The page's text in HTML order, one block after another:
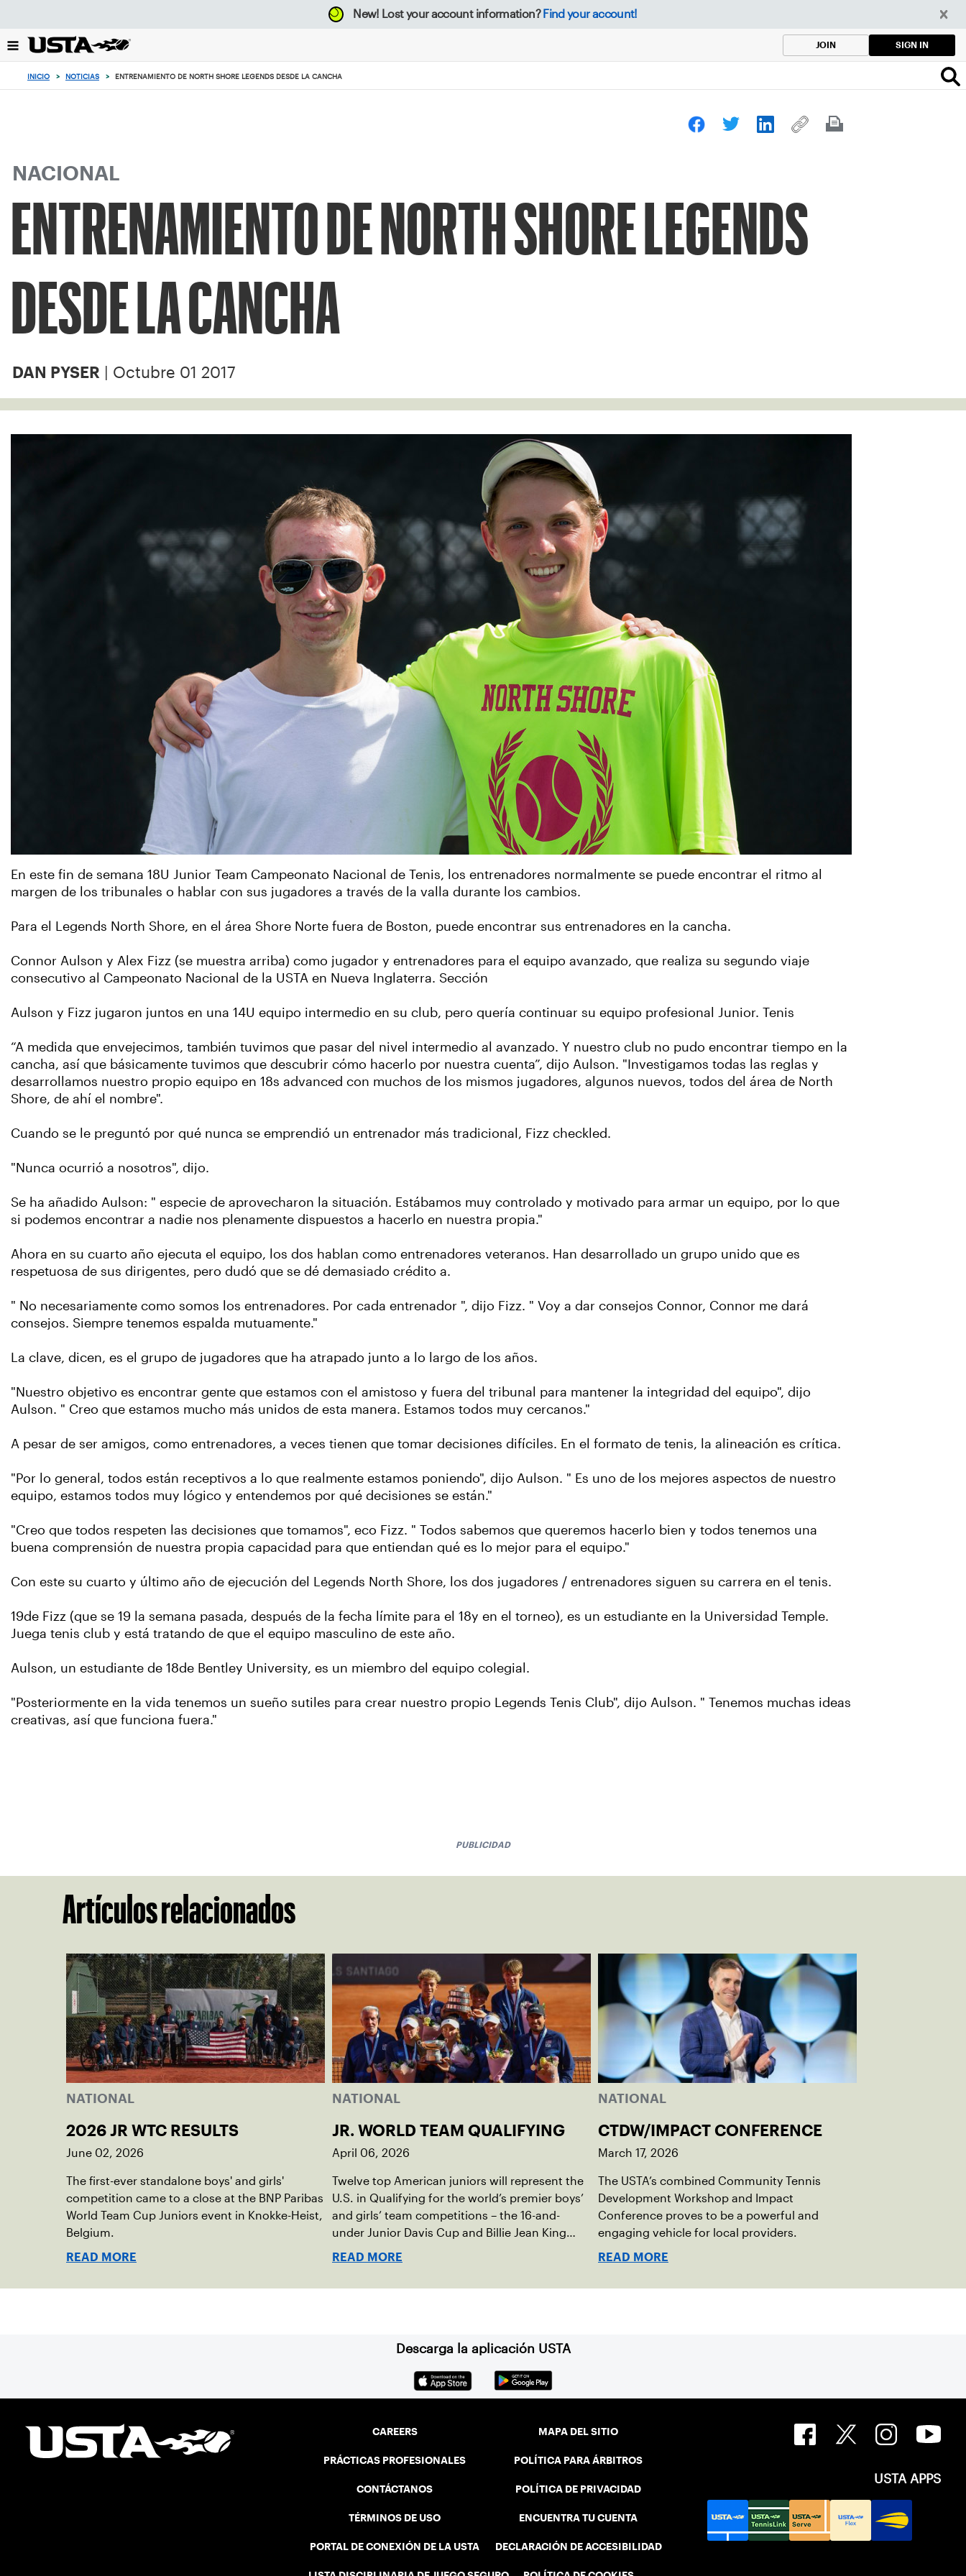
el
botón
New! Lost your account information? Find your account!
JOIN SIGN IN
INICIO > NOTICIAS > ENTRENAMIENTO DE NORTH SHORE LEGENDS DESDE LA CANCHA
NACIONAL
ENTRENAMIENTO DE NORTH SHORE LEGENDS
DESDE LA CANCHA
DAN PYSER | Octubre 01 2017
En este fin de semana 18U Junior Team Campeonato Nacional de Tenis, los entrenadores normalmente se puede encontrar el ritmo al
margen de los tribunales o hablar con sus jugadores a través de la valla durante los cambios.
Para el Legends North Shore, en el área Shore Norte fuera de Boston, puede encontrar sus entrenadores en la cancha.
Connor Aulson y Alex Fizz (se muestra arriba) como jugador y entrenadores para el equipo avanzado, que realiza su segundo viaje
consecutivo al Campeonato Nacional de la USTA en Nueva Inglaterra. Sección
Aulson y Fizz jugaron juntos en una 14U equipo intermedio en su club, pero quería continuar su equipo profesional Junior. Tenis
“A medida que envejecimos, también tuvimos que pasar del nivel intermedio al avanzado. Y nuestro club no pudo encontrar tiempo en la
cancha, así que básicamente tuvimos que descubrir cómo hacerlo por nuestra cuenta”, dijo Aulson. "Investigamos todas las reglas y
desarrollamos nuestro propio equipo en 18s advanced con muchos de los mismos jugadores, algunos nuevos, todos del área de North
Shore, de ahí el nombre".
Cuando se le preguntó por qué nunca se emprendió un entrenador más tradicional, Fizz checkled.
"Nunca ocurrió a nosotros", dijo.
Se ha añadido Aulson: " especie de aprovecharon la situación. Estábamos muy controlado y motivado para armar un equipo, por lo que
si podemos encontrar a nadie nos plenamente dispuestos a hacerlo en nuestra propia."
Ahora en su cuarto año ejecuta el equipo, los dos hablan como entrenadores veteranos. Han desarrollado un grupo unido que es
respetuosa de sus dirigentes, pero dudó que se dé demasiado crédito a.
" No necesariamente como somos los entrenadores. Por cada entrenador ", dijo Fizz. " Voy a dar consejos Connor, Connor me dará
consejos. Siempre tenemos espalda mutuamente."
La clave, dicen, es el grupo de jugadores que ha atrapado junto a lo largo de los años.
"Nuestro objetivo es encontrar gente que estamos con el amistoso y fuera del tribunal para mantener la integridad del equipo", dijo
Aulson. " Creo que estamos mucho más unidos de esta manera. Estamos todos muy cercanos."
A pesar de ser amigos, como entrenadores, a veces tienen que tomar decisiones difíciles. En el formato de tenis, la alineación es crítica.
"Por lo general, todos están receptivos a lo que realmente estamos poniendo", dijo Aulson. " Es uno de los mejores aspectos de nuestro
equipo, estamos todos muy lógico y entendemos por qué decisiones se están."
"Creo que todos respeten las decisiones que tomamos", eco Fizz. " Todos sabemos que queremos hacerlo bien y todos tenemos una
buena comprensión de nuestra propia capacidad para que entiendan qué es lo mejor para el equipo."
Con este su cuarto y último año de ejecución del Legends North Shore, los dos jugadores / entrenadores siguen su carrera en el tenis.
19de Fizz (que se 19 la semana pasada, después de la fecha límite para el 18y en el torneo), es un estudiante en la Universidad Temple.
Juega tenis club y está tratando de que el equipo masculino de este año.
Aulson, un estudiante de 18de Bentley University, es un miembro del equipo colegial.
"Posteriormente en la vida tenemos un sueño sutiles para crear nuestro propio Legends Tenis Club", dijo Aulson. " Tenemos muchas ideas
creativas, así que funciona fuera."
PUBLICIDAD
Artículos relacionados
NATIONAL
2026 JR WTC RESULTS
June 02, 2026
The first-ever standalone boys' and girls'
competition came to a close at the BNP Paribas
World Team Cup Juniors event in Knokke-Heist,
Belgium.
READ MORE
NATIONAL
JR. WORLD TEAM QUALIFYING
April 06, 2026
Twelve top American juniors will represent the
U.S. in Qualifying for the world’s premier boys’
and girls’ team competitions – the 16-and-
under Junior Davis Cup and Billie Jean King
Cup by Gainbridge and the 14-and-under ITF
READ MORE
NATIONAL
CTDW/IMPACT CONFERENCE
March 17, 2026
The USTA’s combined Community Tennis
Development Workshop and Impact
Conference proves to be a powerful and
engaging vehicle for local providers.
READ MORE
Descarga la aplicación USTA
CAREERS
PRÁCTICAS PROFESIONALES
CONTÁCTANOS
TÉRMINOS DE USO
PORTAL DE CONEXIÓN DE LA USTA
MAPA DEL SITIO
POLÍTICA PARA ÁRBITROS
POLÍTICA DE PRIVACIDAD
ENCUENTRA TU CUENTA
DECLARACIÓN DE ACCESIBILIDAD
USTA APPS